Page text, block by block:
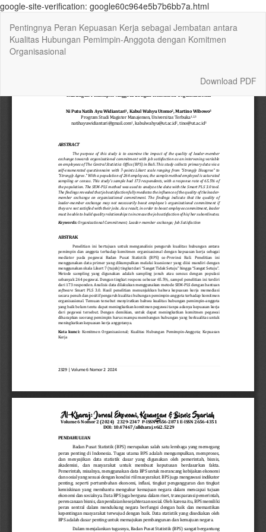
google-site-verification: google60c964e5b7b6bb7a.html
Article
Details
Pentingnya Peran Kepuasan Kerja sebagai Jembatan antara
Kualitas Hubungan Pemimpin-Anggota dengan Komitmen
Organisasional
Download
Download PDF